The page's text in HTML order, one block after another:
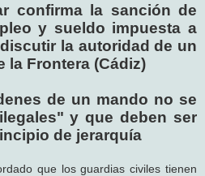
confirma la sanción de
y sueldo impuesta a
la autoridad de un
la Frontera (Cádiz)
de un mando no se
y que deben ser
de jerarquía
que los guardias civiles tienen